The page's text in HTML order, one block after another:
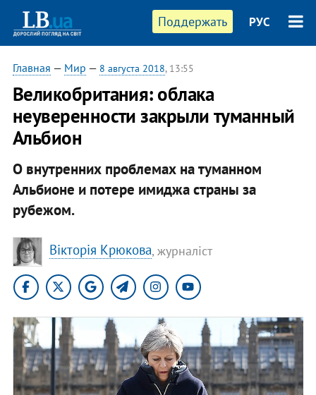
Поддержать РУС
Главная — Мир — 8 августа 2018, 13:55
Великобритания: облака
неуверенности закрыли туманный
Альбион
О внутренних проблемах на туманном
Альбионе и потере имиджа страны за
рубежом.
Вікторія Крюкова, журналіст